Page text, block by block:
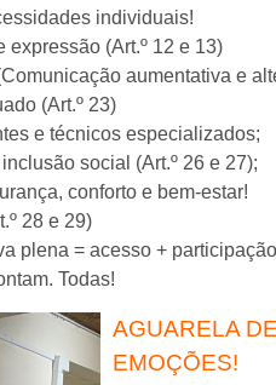
individuais!
expressão (Art.º 12 e 13)
aumentativa e
(Art.º 23)
e técnicos especializados;
social (Art.º 26 e 27);
conforto e bem-estar!
28 e 29)
plena = acesso +
Todas!
AGUARELA
EMOÇÕES!